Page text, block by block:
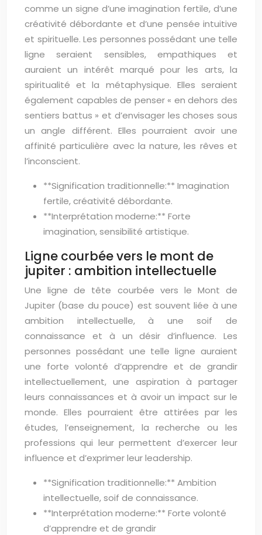
comme un signe d’une imagination fertile, d’une
créativité débordante et d’une pensée intuitive
et spirituelle. Les personnes possédant une telle
ligne seraient sensibles, empathiques et
auraient un intérêt marqué pour les arts, la
spiritualité et la métaphysique. Elles seraient
également capables de penser « en dehors des
sentiers battus » et d’envisager les choses sous
un angle différent. Elles pourraient avoir une
affinité particulière avec la nature, les rêves et
l’inconscient.
**Signification traditionnelle:** Imagination
fertile, créativité débordante.
**Interprétation moderne:** Forte
imagination, sensibilité artistique.
Ligne courbée vers le mont de
jupiter : ambition intellectuelle
Une ligne de tête courbée vers le Mont de
Jupiter (base du pouce) est souvent liée à une
ambition intellectuelle, à une soif de
connaissance et à un désir d’influence. Les
personnes possédant une telle ligne auraient
une forte volonté d’apprendre et de grandir
intellectuellement, une aspiration à partager
leurs connaissances et à avoir un impact sur le
monde. Elles pourraient être attirées par les
études, l’enseignement, la recherche ou les
professions qui leur permettent d’exercer leur
influence et d’exprimer leur leadership.
**Signification traditionnelle:** Ambition
intellectuelle, soif de connaissance.
**Interprétation moderne:** Forte volonté
d’apprendre et de grandir